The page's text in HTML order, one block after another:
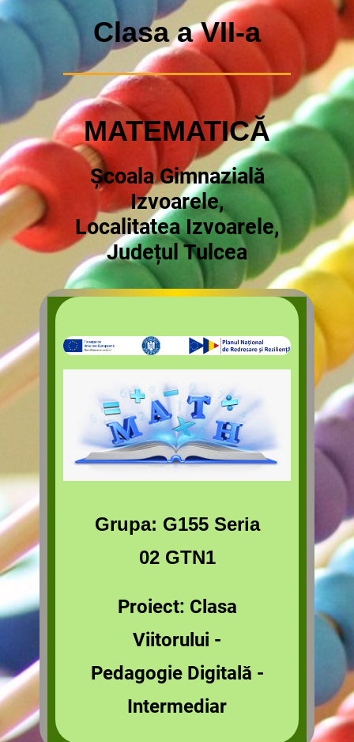
Clasa a VII-a
MATEMATICĂ
Școala Gimnazială
Izvoarele,
Localitatea Izvoarele,
Județul Tulcea
Grupa: G155 Seria
02 GTN1
Proiect: Clasa
Viitorului -
Pedagogie Digitală -
Intermediar